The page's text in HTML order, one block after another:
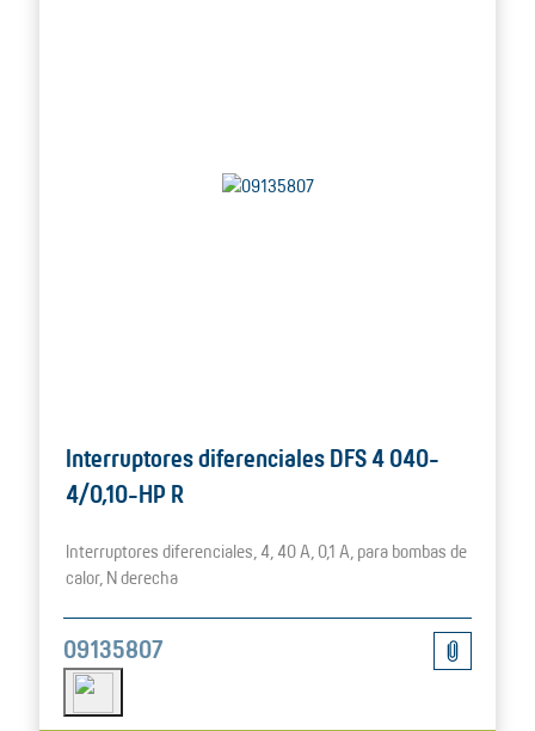
Interruptores diferenciales DFS 4 040-
4/0,10-HP R
Interruptores diferenciales, 4, 40 A, 0,1 A, para bombas de
calor, N derecha
09135807